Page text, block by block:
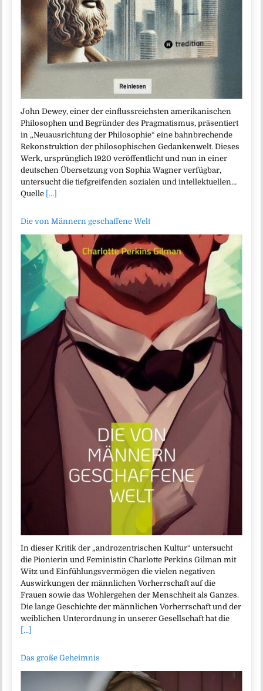
John Dewey, einer der einflussreichsten amerikanischen
Philosophen und Begründer des Pragmatismus, präsentiert
in „Neuausrichtung der Philosophie“ eine bahnbrechende
Rekonstruktion der philosophischen Gedankenwelt. Dieses
Werk, ursprünglich 1920 veröffentlicht und nun in einer
deutschen Übersetzung von Sophia Wagner verfügbar,
untersucht die tiefgreifenden sozialen und intellektuellen…
Quelle [...]
Die von Männern geschaffene Welt
In dieser Kritik der „androzentrischen Kultur“ untersucht
die Pionierin und Feministin Charlotte Perkins Gilman mit
Witz und Einfühlungsvermögen die vielen negativen
Auswirkungen der männlichen Vorherrschaft auf die
Frauen sowie das Wohlergehen der Menschheit als Ganzes.
Die lange Geschichte der männlichen Vorherrschaft und der
weiblichen Unterordnung in unserer Gesellschaft hat die
[...]
Das große Geheimnis